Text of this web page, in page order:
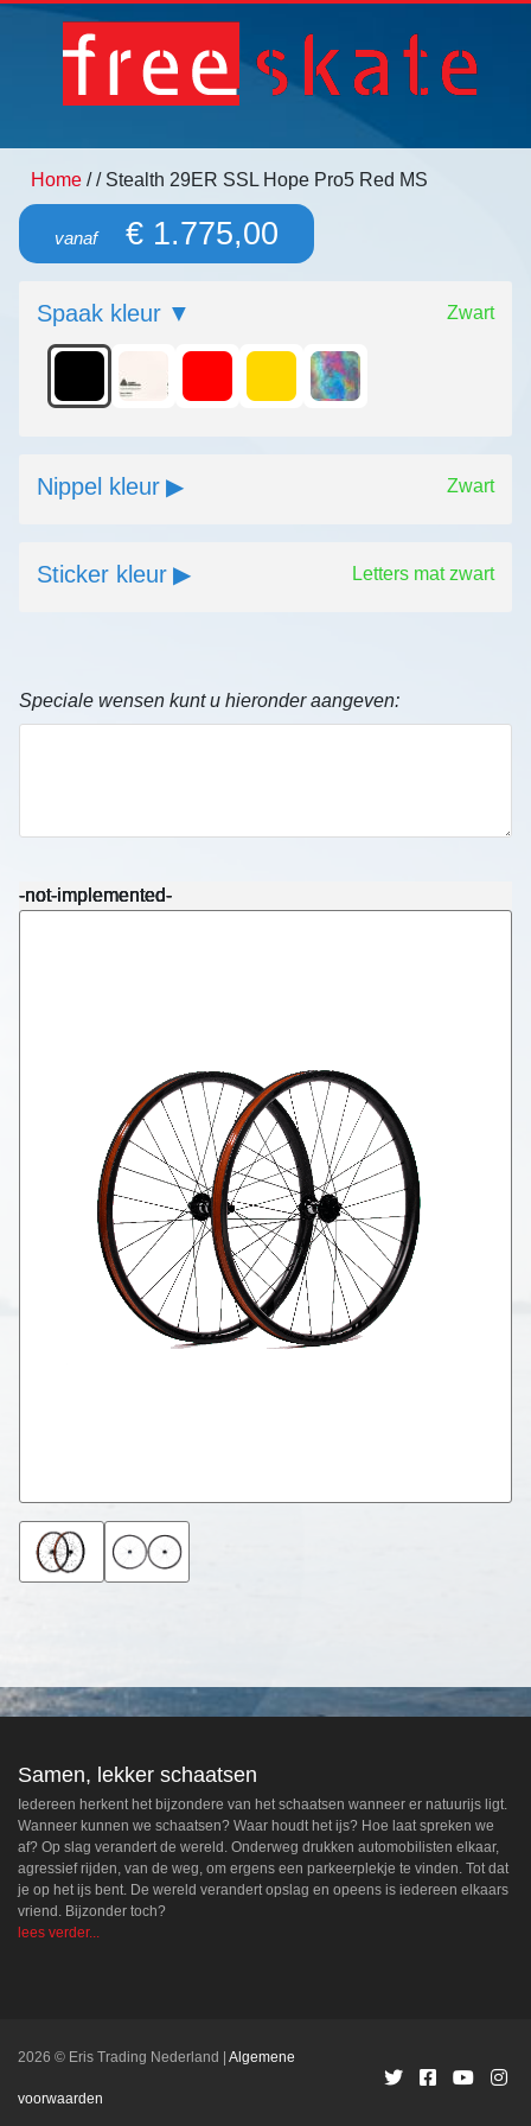
Home // Stealth 29ER SSL Hope Pro5 Red MS
vanaf€ 1.775,00
Spaak kleur Zwart
Nippel kleur Zwart
Sticker kleur Letters mat zwart
Speciale wensen kunt u hieronder aangeven:
-not-implemented-
-not-implemented-
-not-implemented-
-not-implemented-
Samen, lekker schaatsen
Iedereen herkent het bijzondere van het schaatsen wanneer er natuurijs ligt.
Wanneer kunnen we schaatsen? Waar houdt het ijs? Hoe laat spreken we
af? Op slag verandert de wereld. Onderweg drukken automobilisten elkaar,
agressief rijden, van de weg, om ergens een parkeerplekje te vinden. Tot dat
je op het ijs bent. De wereld verandert opslag en opeens is iedereen elkaars
vriend. Bijzonder toch?
lees verder...
2026 © Eris Trading Nederland Algemene
voorwaarden